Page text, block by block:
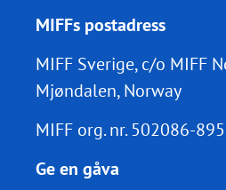
MIFFs postadress
MIFF Sverige, c/o MIFF
Mjøndalen, Norway
MIFF org. nr.502086-
Ge en gåva